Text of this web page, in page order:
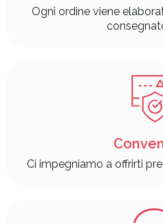
Ogni ordine viene
Ci impegniamo a offrirti